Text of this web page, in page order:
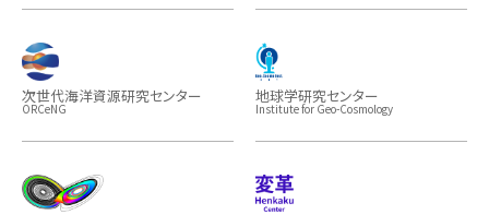
次世代海洋資源研究センター
ORCeNG
地球学研究センター
Institute for Geo-Cosmology